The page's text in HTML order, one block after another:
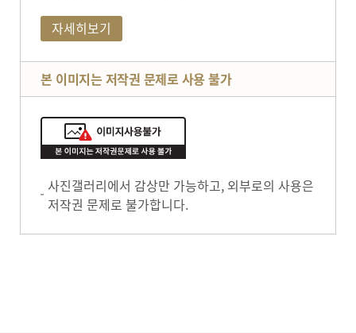
자세히보기
본 이미지는 저작권 문제로 사용 불가
사진갤러리에서 감상만 가능하고, 외부로의 사용은
저작권 문제로 불가합니다.